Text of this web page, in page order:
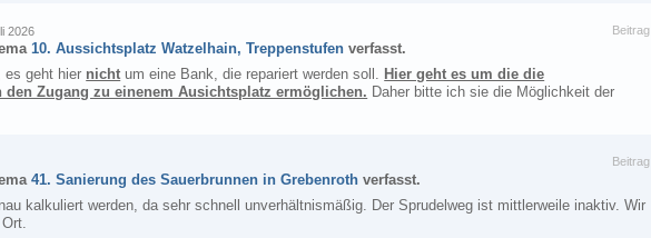
2026
10. Aussichtsplatz Watzelhain, Treppenstufen verfasst.
Beitrag
es geht hier nicht um eine Bank, die repariert werden soll. Hier geht es um die die
den Zugang zu einenem Ausichtsplatz ermöglichen. Daher bitte ich sie die Möglichkeit der
41. Sanierung des Sauerbrunnen in Grebenroth verfasst.
Beitrag
kalkuliert werden, da sehr schnell unverhältnismäßig. Der Sprudelweg ist mittlerweile inaktiv. Wir